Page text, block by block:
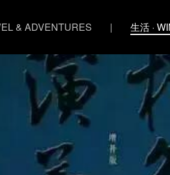
& ADVENTURES | 生活 ·